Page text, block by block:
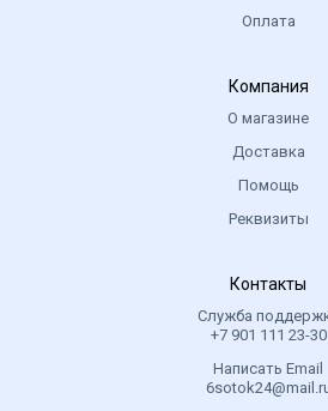
Оплата
Компания
О магазине
Доставка
Помощь
Реквизиты
Контакты
Служба
+7 901 111 23-30
Написать Email